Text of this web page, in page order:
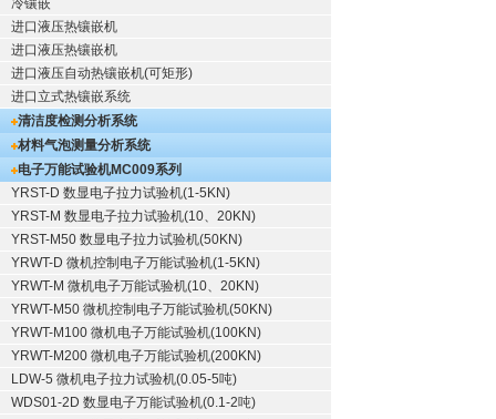
冷镶嵌
进口液压热镶嵌机
进口液压热镶嵌机
进口液压自动热镶嵌机(可矩形)
进口立式热镶嵌系统
清洁度检测分析系统
材料气泡测量分析系统
电子万能试验机MC009系列
YRST-D 数显电子拉力试验机(1-5KN)
YRST-M 数显电子拉力试验机(10、20KN)
YRST-M50 数显电子拉力试验机(50KN)
YRWT-D 微机控制电子万能试验机(1-5KN)
YRWT-M 微机电子万能试验机(10、20KN)
YRWT-M50 微机控制电子万能试验机(50KN)
YRWT-M100 微机电子万能试验机(100KN)
YRWT-M200 微机电子万能试验机(200KN)
LDW-5 微机电子拉力试验机(0.05-5吨)
WDS01-2D 数显电子万能试验机(0.1-2吨)